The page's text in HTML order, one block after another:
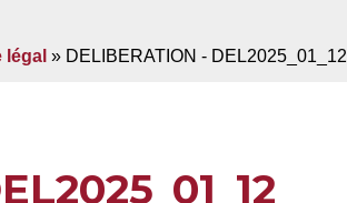
» DELIBERATION - DEL2025_01_12